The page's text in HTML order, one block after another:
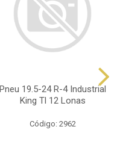
Pneu 19.5-24 R-4 Industrial
King Tl 12 Lonas
Código: 2962